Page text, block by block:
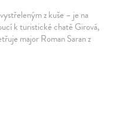
z kuše – je na
k turistické chatě Girová,
major Roman Saran z